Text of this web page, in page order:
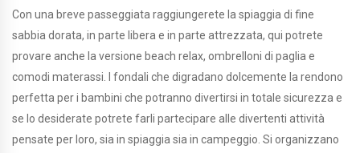
Con una breve passeggiata raggiungerete la spiaggia di fine
sabbia dorata, in parte libera e in parte attrezzata, qui potrete
provare anche la versione beach relax, ombrelloni di paglia e
comodi materassi. I fondali che digradano dolcemente la rendono
perfetta per i bambini che potranno divertirsi in totale sicurezza e
se lo desiderate potrete farli partecipare alle divertenti attività
pensate per loro, sia in spiaggia sia in campeggio. Si organizzano